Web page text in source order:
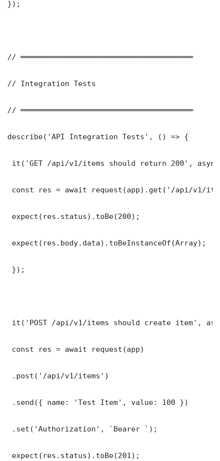
});
// ═══════════════════════════════════════
// Integration Tests
// ═══════════════════════════════════════
describe('API Integration Tests', () => {
it('GET /api/v1/items should return 200',
const res = await request(app).get('/api/v1/
expect(res.status).toBe(200);
expect(res.body.data).toBeInstanceOf(Array);
});
it('POST /api/v1/items should create item',
const res = await request(app)
.post('/api/v1/items')
.send({ name: 'Test Item', value: 100 })
.set('Authorization', `Bearer `);
expect(res.status).toBe(201);